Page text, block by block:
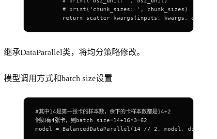
        # print('chunk_sizes: ', chunk_sizes)
return scatter_kwargs(inputs, kwargs,
继承DataParallel类，将均分策略修改。
模型调用方式和batch size设置
#其中14是第一张卡的样本数，余下的卡样本数都是14+2
例如有4张卡，则batch size=14+16*3=62
model = BalancedDataParallel(14 // 2, model, dim=0)